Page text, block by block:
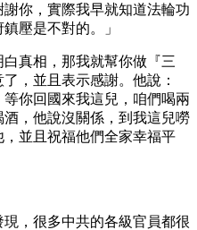
你，實際我早就知道法輪功
壓是不對的。」
真相，那我就幫你做『三
，並且表示感謝。他說：
等你回國來我這兒，咱們喝兩
，他說沒關係，到我這兒嘮
並且祝福他們全家幸福平
，很多中共的各級官員都很